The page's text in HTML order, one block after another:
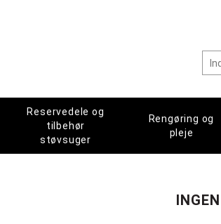
Reservedele og
tilbehør
støvsuger
Rengøring og
pleje